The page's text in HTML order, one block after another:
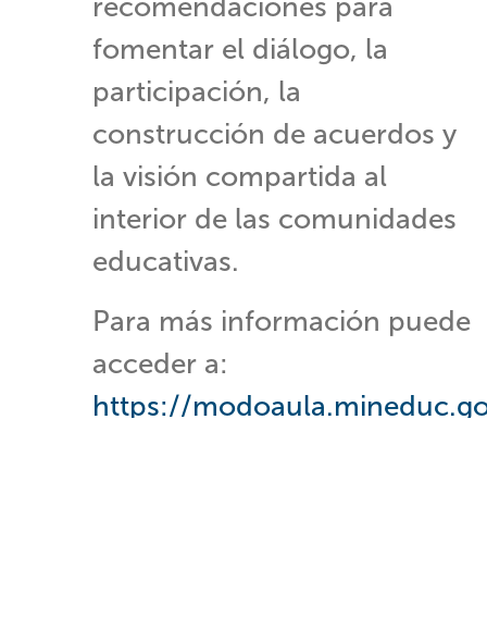
recomendaciones para
fomentar el diálogo, la
participación, la
construcción de acuerdos y
la visión compartida al
interior de las comunidades
educativas.
Para más información puede
acceder a:
https://